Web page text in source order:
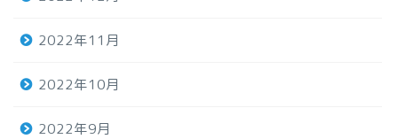
2022年11月
2022年10月
2022年9月